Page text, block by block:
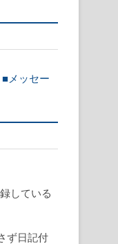
■メッセー
している
ず日記付